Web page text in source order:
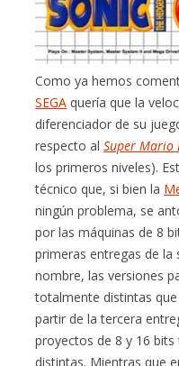
Como ya hemos
SEGA quería que la
diferenciador de su
respecto alSuper Mario
los primeros niveles).
técnico que, si bien la
ningún problema, se
por las máquinas de 8
primeras entregas de
nombre, las versiones
totalmente distintas
partir de la tercera
proyectos de 8 y 16
distintas. Mientras que